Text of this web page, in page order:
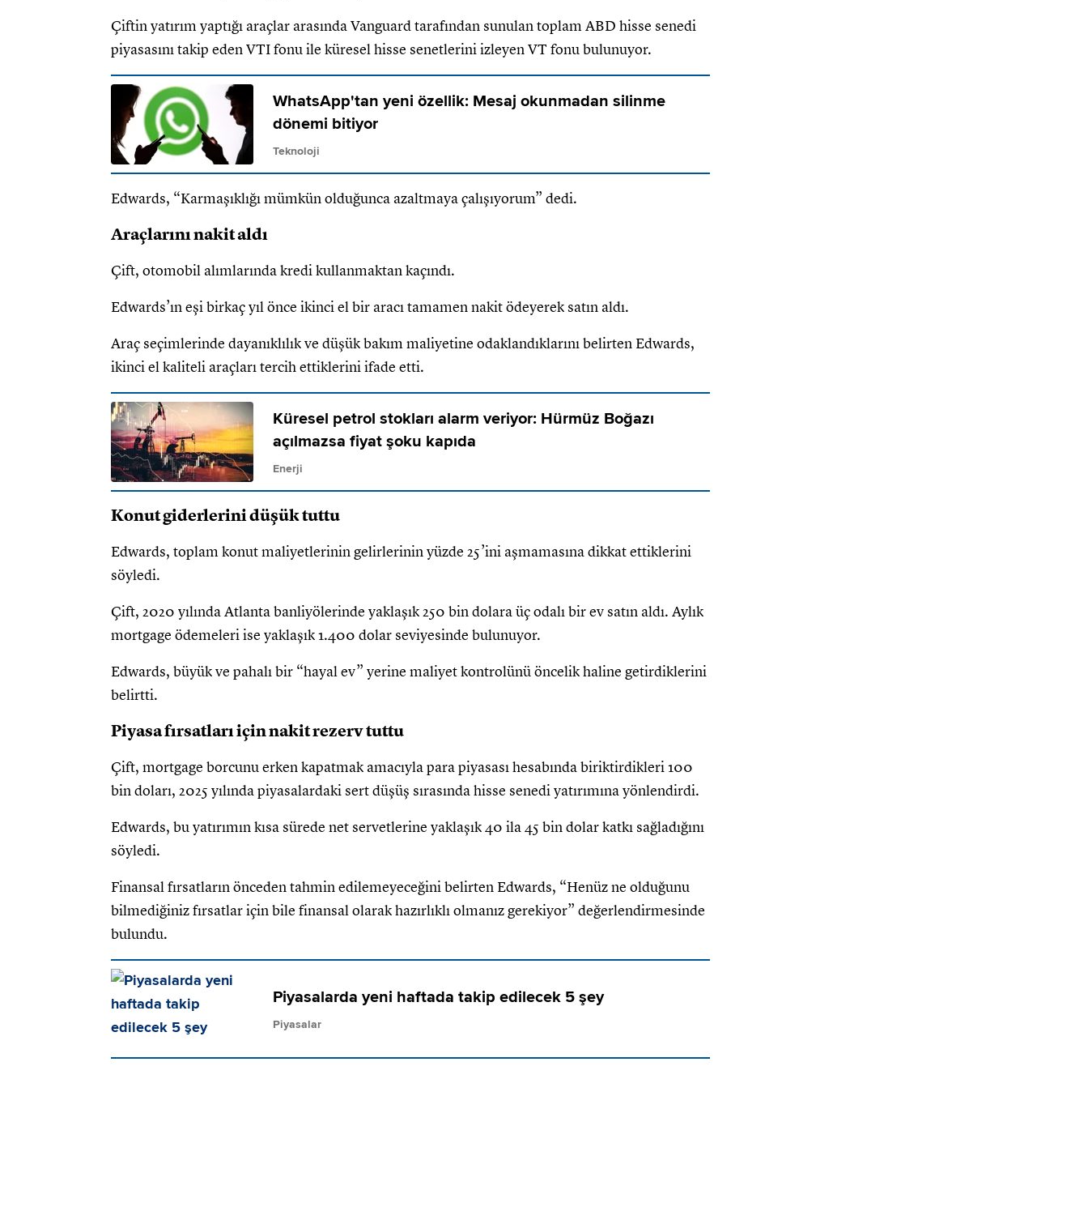
Çiftin yatırım yaptığı araçlar arasında Vanguard tarafından sunulan toplam ABD hisse senedi
piyasasını takip eden VTI fonu ile küresel hisse senetlerini izleyen VT fonu bulunuyor.
WhatsApp'tan yeni özellik: Mesaj okunmadan silinme
dönemi bitiyor
Teknoloji
Edwards, “Karmaşıklığı mümkün olduğunca azaltmaya çalışıyorum” dedi.
Araçlarını nakit aldı
Çift, otomobil alımlarında kredi kullanmaktan kaçındı.
Edwards’ın eşi birkaç yıl önce ikinci el bir aracı tamamen nakit ödeyerek satın aldı.
Araç seçimlerinde dayanıklılık ve düşük bakım maliyetine odaklandıklarını belirten Edwards,
ikinci el kaliteli araçları tercih ettiklerini ifade etti.
Küresel petrol stokları alarm veriyor: Hürmüz Boğazı
açılmazsa fiyat şoku kapıda
Enerji
Konut giderlerini düşük tuttu
Edwards, toplam konut maliyetlerinin gelirlerinin yüzde 25’ini aşmamasına dikkat ettiklerini
söyledi.
Çift, 2020 yılında Atlanta banliyölerinde yaklaşık 250 bin dolara üç odalı bir ev satın aldı. Aylık
mortgage ödemeleri ise yaklaşık 1.400 dolar seviyesinde bulunuyor.
Edwards, büyük ve pahalı bir “hayal ev” yerine maliyet kontrolünü öncelik haline getirdiklerini
belirtti.
Piyasa fırsatları için nakit rezerv tuttu
Çift, mortgage borcunu erken kapatmak amacıyla para piyasası hesabında biriktirdikleri 100
bin doları, 2025 yılında piyasalardaki sert düşüş sırasında hisse senedi yatırımına yönlendirdi.
Edwards, bu yatırımın kısa sürede net servetlerine yaklaşık 40 ila 45 bin dolar katkı sağladığını
söyledi.
Finansal fırsatların önceden tahmin edilemeyeceğini belirten Edwards, “Henüz ne olduğunu
bilmediğiniz fırsatlar için bile finansal olarak hazırlıklı olmanız gerekiyor” değerlendirmesinde
bulundu.
Piyasalarda yeni haftada takip edilecek 5 şey
Piyasalar